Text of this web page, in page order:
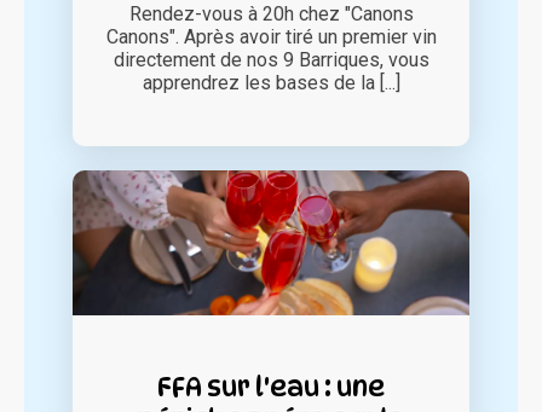
Rendez-vous à 20h chez "Canons
Canons". Après avoir tiré un premier vin
directement de nos 9 Barriques, vous
apprendrez les bases de la [...]
FFA sur l'eau : une